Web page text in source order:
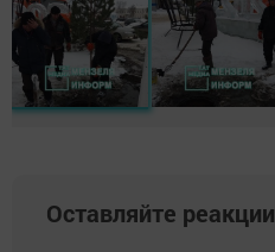
Оставляйте реакции